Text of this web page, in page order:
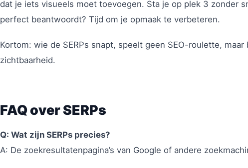
dat je iets visueels moet toevoegen. Sta je op plek 3 zonder
perfect beantwoordt? Tijd om je opmaak te verbeteren.
Kortom: wie de SERPs snapt, speelt geen SEO-roulette,
zichtbaarheid.
FAQ over SERPs
Q: Wat zijn SERPs precies?
A: De zoekresultatenpagina’s van Google of andere